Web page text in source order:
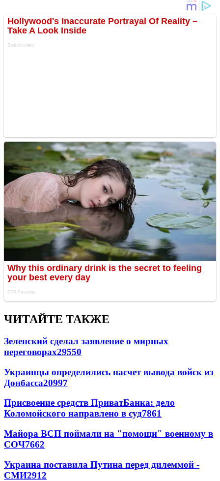
ЧИТАЙТЕ ТАКЖЕ
Зеленский сделал заявление о мирных
переговорах29550
Украинцы определились насчет вывода войск из
Донбасса20997
Присвоение средств ПриватБанка: дело
Коломойского направлено в суд7861
Майора ВСП поймали на "помощи" военному в
СОЧ7662
Украина поставила Путина перед дилеммой -
СМИ2912